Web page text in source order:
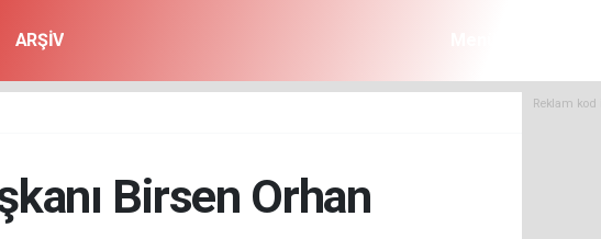
ARŞİV
Reklam
Birsen Orhan